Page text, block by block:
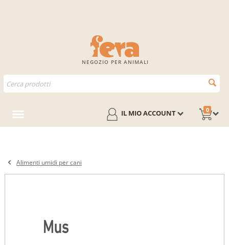
NEGOZIO PER ANIMALI
0
IL MIO ACCOUNT
Alimenti umidi per cani